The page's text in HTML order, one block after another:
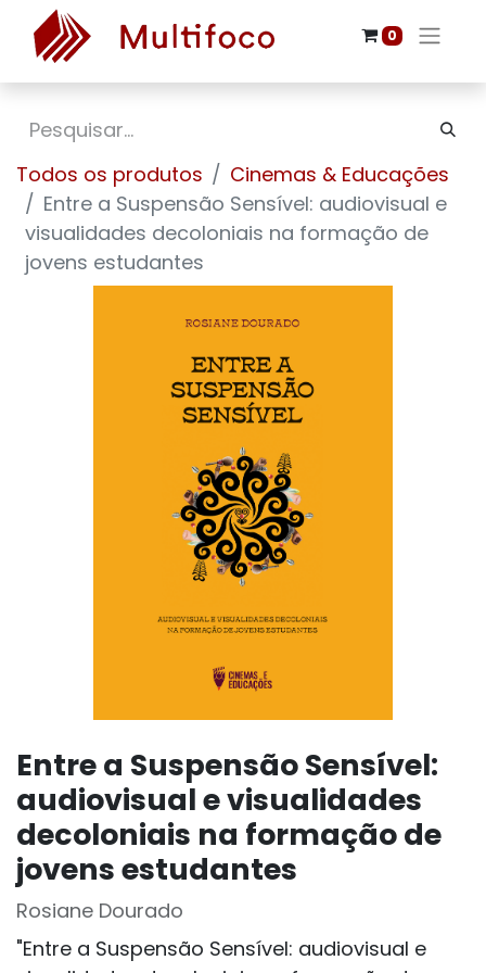
0
Todos os produtos
Cinemas & Educações
Entre a Suspensão Sensível: audiovisual e
visualidades decoloniais na formação de
jovens estudantes
Entre a Suspensão Sensível:
audiovisual e visualidades
decoloniais na formação de
jovens estudantes
Rosiane Dourado
"Entre a Suspensão Sensível: audiovisual e